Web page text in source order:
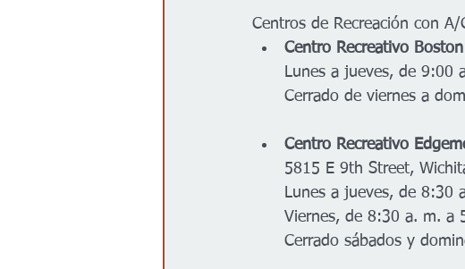
Centros de Recreación con
Centro Recreativo Boston
Lunes a jueves, de
Cerrado de viernes a
Centro Recreativo
5815 E 9th Street,
Lunes a jueves, de 8:30
Viernes, de 8:30 a. m. a
Cerrado sábados y